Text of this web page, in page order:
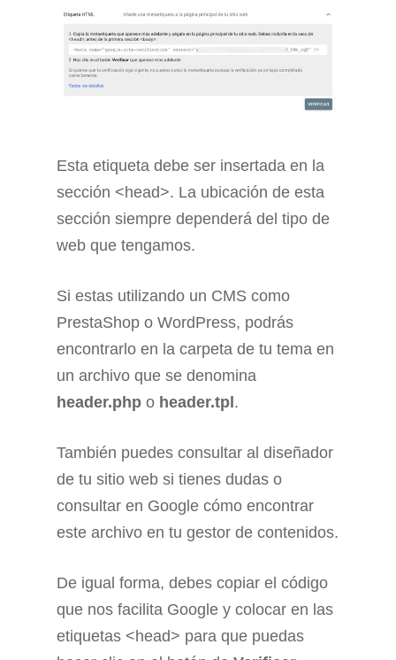
Esta etiqueta debe ser insertada en la
sección <head>. La ubicación de esta
sección siempre dependerá del tipo de
web que tengamos.
Si estas utilizando un CMS como
PrestaShop o WordPress, podrás
encontrarlo en la carpeta de tu tema en
un archivo que se denomina
header.php o header.tpl.
También puedes consultar al diseñador
de tu sitio web si tienes dudas o
consultar en Google cómo encontrar
este archivo en tu gestor de contenidos.
De igual forma, debes copiar el código
que nos facilita Google y colocar en las
etiquetas <head> para que puedas